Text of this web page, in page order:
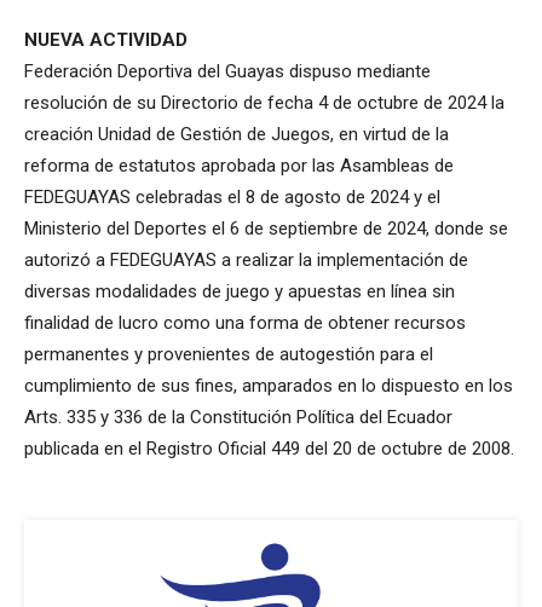
NUEVA ACTIVIDAD
Federación Deportiva del Guayas dispuso mediante
resolución de su Directorio de fecha 4 de octubre de 2024 la
creación Unidad de Gestión de Juegos, en virtud de la
reforma de estatutos aprobada por las Asambleas de
FEDEGUAYAS celebradas el 8 de agosto de 2024 y el
Ministerio del Deportes el 6 de septiembre de 2024, donde se
autorizó a FEDEGUAYAS a realizar la implementación de
diversas modalidades de juego y apuestas en línea sin
finalidad de lucro como una forma de obtener recursos
permanentes y provenientes de autogestión para el
cumplimiento de sus fines, amparados en lo dispuesto en los
Arts. 335 y 336 de la Constitución Política del Ecuador
publicada en el Registro Oficial 449 del 20 de octubre de 2008.